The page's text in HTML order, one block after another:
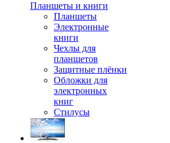
Планшеты и книги
Планшеты
Электронные
книги
Чехлы для
планшетов
Защитные плёнки
Обложки для
электронных
книг
Стилусы